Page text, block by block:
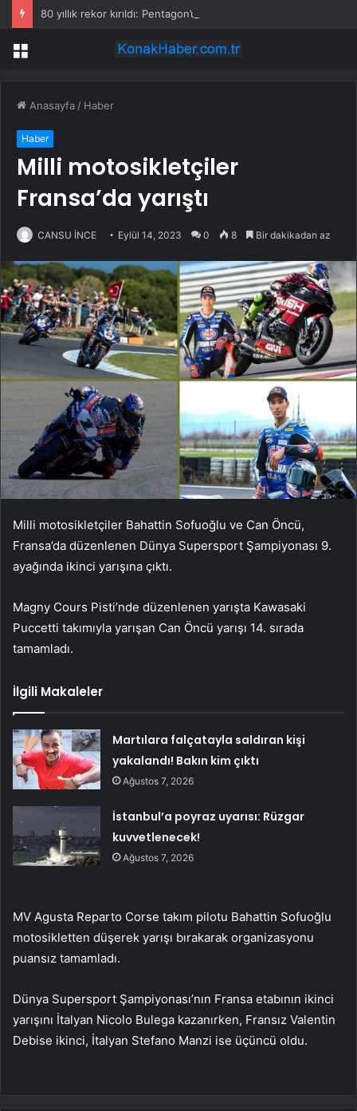
80 yıllık rekor kırıldı: Pentagon’u geride bırakan dev bina
Menü
Anasayfa / Haber
Haber
Milli motosikletçiler
Fransa’da yarıştı
CANSU İNCE Eylül 14, 2023 0 8 Bir dakikadan az
Milli motosikletçiler Bahattin Sofuoğlu ve Can Öncü,
Fransa’da düzenlenen Dünya Supersport Şampiyonası 9.
ayağında ikinci yarışına çıktı.
Magny Cours Pisti’nde düzenlenen yarışta Kawasaki
Puccetti takımıyla yarışan Can Öncü yarışı 14. sırada
tamamladı.
İlgili Makaleler
Martılara falçatayla saldıran kişi
yakalandı! Bakın kim çıktı
Ağustos 7, 2026
İstanbul’a poyraz uyarısı: Rüzgar
kuvvetlenecek!
Ağustos 7, 2026
MV Agusta Reparto Corse takım pilotu Bahattin Sofuoğlu
motosikletten düşerek yarışı bırakarak organizasyonu
puansız tamamladı.
Dünya Supersport Şampiyonası’nın Fransa etabının ikinci
yarışını İtalyan Nicolo Bulega kazanırken, Fransız Valentin
Debise ikinci, İtalyan Stefano Manzi ise üçüncü oldu.